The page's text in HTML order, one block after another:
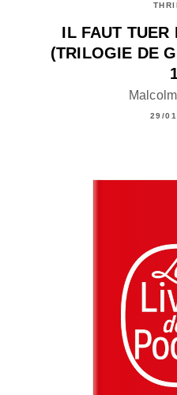
IL FAUT TUER
(TRILOGIE DE
29/